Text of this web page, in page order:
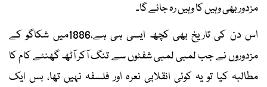
مزدور بھی وہیں کا وہیں رہ جائے گا۔
اس دن کی تاریخ بھی کچھ ایسی ہی ہے،1886میں شکاگو کے
مزدوروں نے جب لمبی لمبی شفٹوں سے تنگ آکر آٹھ گھنٹے کام کا
مطالبہ کیا تو یہ کوئی انقلابی نعرہ اور فلسفہ نہیں تھا، بس ایک